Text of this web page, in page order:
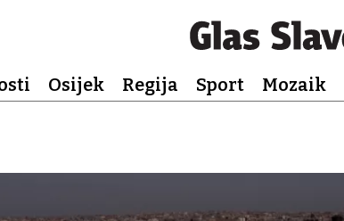
Osijek Regija Sport Mozaik